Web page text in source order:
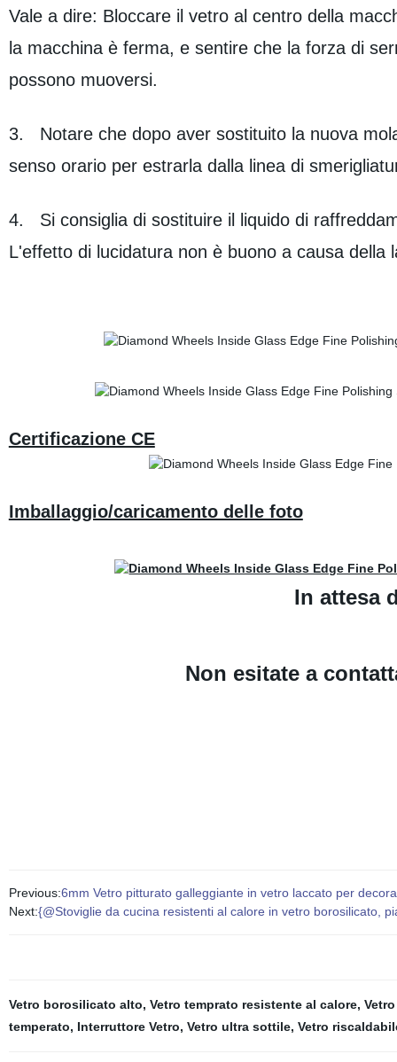
Vale a dire: Bloccare il vetro al centro della
la macchina è ferma, e sentire che la forza di
possono muoversi.
3. Notare che dopo aver sostituito la nuova
senso orario per estrarla dalla linea di
4. Si consiglia di sostituire il liquido di
L'effetto di lucidatura non è buono a causa
Certificazione CE
Imballaggio/caricamento delle foto
In attesa
Non esitate a
Previous:6mm Vetro pitturato galleggiante in vetro laccato per
Next:{@Stoviglie da cucina resistenti al calore in vetro borosilicato,
Vetro borosilicato alto, Vetro temprato resistente al calore,
temperato, Interruttore Vetro, Vetro ultra sottile, Vetro